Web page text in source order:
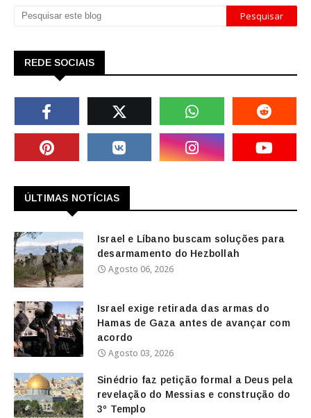
REDE SOCIAIS
ÚLTIMAS NOTÍCIAS
Israel e Líbano buscam soluções para
desarmamento do Hezbollah
Agosto 06, 2026
Israel exige retirada das armas do
Hamas de Gaza antes de avançar com
acordo
Agosto 03, 2026
Sinédrio faz petição formal a Deus pela
revelação do Messias e construção do
3º Templo